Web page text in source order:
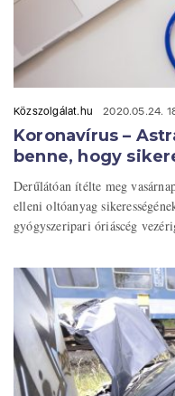
Közszolgálat.hu 2020.05.24.
Koronavírus –
benne, hogy
Derűlátóan ítélte meg
elleni oltóanyag
gyógyszeripari óriáscég